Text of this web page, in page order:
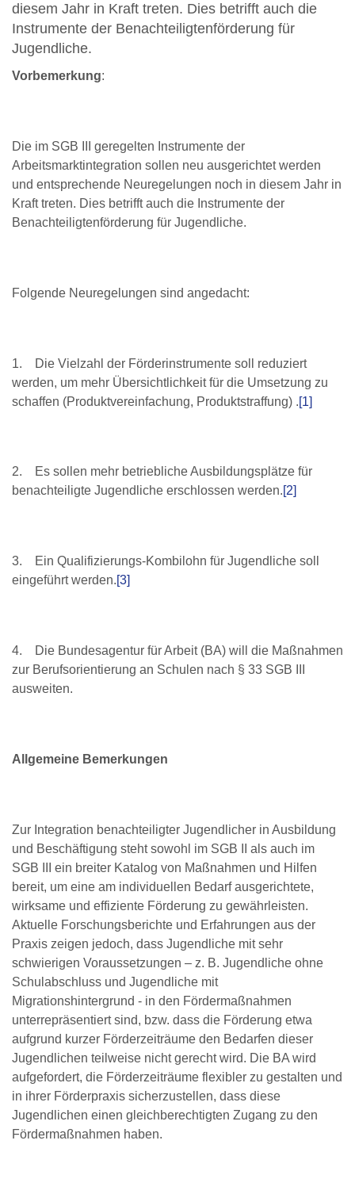
diesem Jahr in Kraft treten. Dies betrifft auch die
Instrumente der Benachteiligtenförderung für
Jugendliche.
Vorbemerkung:
Die im SGB III geregelten Instrumente der
Arbeitsmarktintegration sollen neu ausgerichtet werden
und entsprechende Neuregelungen noch in diesem Jahr in
Kraft treten. Dies betrifft auch die Instrumente der
Benachteiligtenförderung für Jugendliche.
Folgende Neuregelungen sind angedacht:
1. Die Vielzahl der Förderinstrumente soll reduziert
werden, um mehr Übersichtlichkeit für die Umsetzung zu
schaffen (Produktvereinfachung, Produktstraffung) .[1]
2. Es sollen mehr betriebliche Ausbildungsplätze für
benachteiligte Jugendliche erschlossen werden.[2]
3. Ein Qualifizierungs-Kombilohn für Jugendliche soll
eingeführt werden.[3]
4. Die Bundesagentur für Arbeit (BA) will die Maßnahmen
zur Berufsorientierung an Schulen nach § 33 SGB III
ausweiten.
Allgemeine Bemerkungen
Zur Integration benachteiligter Jugendlicher in Ausbildung
und Beschäftigung steht sowohl im SGB II als auch im
SGB III ein breiter Katalog von Maßnahmen und Hilfen
bereit, um eine am individuellen Bedarf ausgerichtete,
wirksame und effiziente Förderung zu gewährleisten.
Aktuelle Forschungsberichte und Erfahrungen aus der
Praxis zeigen jedoch, dass Jugendliche mit sehr
schwierigen Voraussetzungen – z. B. Jugendliche ohne
Schulabschluss und Jugendliche mit
Migrationshintergrund - in den Fördermaßnahmen
unterrepräsentiert sind, bzw. dass die Förderung etwa
aufgrund kurzer Förderzeiträume den Bedarfen dieser
Jugendlichen teilweise nicht gerecht wird. Die BA wird
aufgefordert, die Förderzeiträume flexibler zu gestalten und
in ihrer Förderpraxis sicherzustellen, dass diese
Jugendlichen einen gleichberechtigten Zugang zu den
Fördermaßnahmen haben.